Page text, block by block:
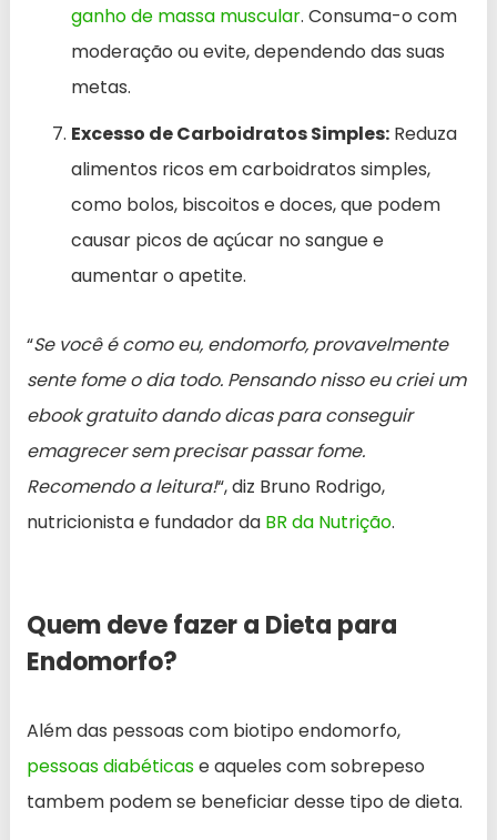
ganho de massa muscular. Consuma-o com
moderação ou evite, dependendo das suas
metas.
Excesso de Carboidratos Simples: Reduza
alimentos ricos em carboidratos simples,
como bolos, biscoitos e doces, que podem
causar picos de açúcar no sangue e
aumentar o apetite.
“Se você é como eu, endomorfo, provavelmente
sente fome o dia todo. Pensando nisso eu criei um
ebook gratuito dando dicas para conseguir
emagrecer sem precisar passar fome.
Recomendo a leitura!“, diz Bruno Rodrigo,
nutricionista e fundador da BR da Nutrição.
Quem deve fazer a Dieta para
Endomorfo?
Além das pessoas com biotipo endomorfo,
pessoas diabéticase aqueles com sobrepeso
tambem podem se beneficiar desse tipo de dieta.